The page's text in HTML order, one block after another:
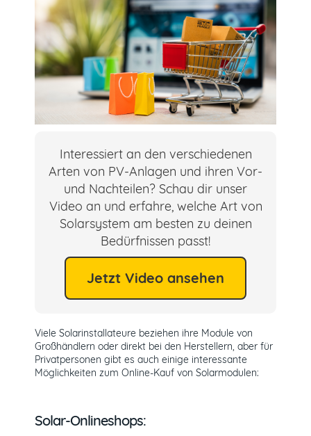
Interessiert an den verschiedenen
Arten von PV-Anlagen und ihren Vor-
und Nachteilen? Schau dir unser
Video an und erfahre, welche Art von
Solarsystem am besten zu deinen
Bedürfnissen passt!
Jetzt Video ansehen
Viele Solarinstallateure beziehen ihre Module von
Großhändlern oder direkt bei den Herstellern, aber für
Privatpersonen gibt es auch einige interessante
Möglichkeiten zum Online-Kauf von Solarmodulen:
Solar-Onlineshops: